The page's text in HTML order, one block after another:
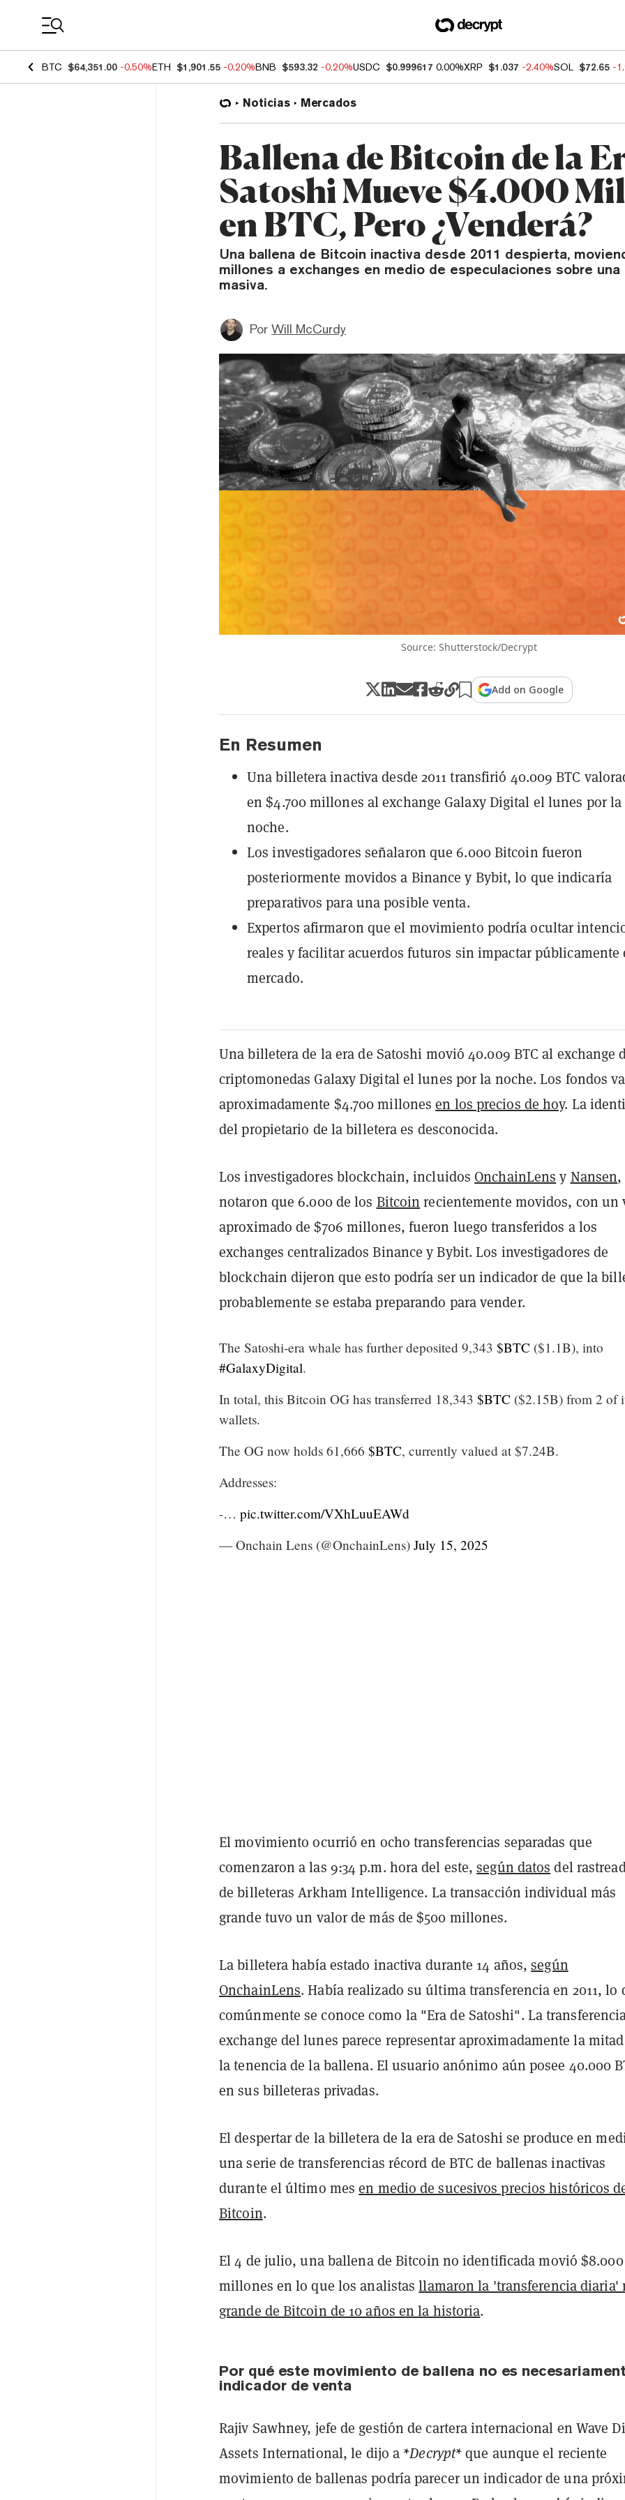
BTC $64,351.00 -0.50%ETH $1,901.55 -0.20%BNB $593.32 -0.20%USDC $0.999617 0.00%XRP $1.037 -2.40%SOL $72.65 -
Noticias Mercados
Ballena de Bitcoin de la
Satoshi Mueve $4.000
en BTC, Pero ¿Venderá?
Una ballena de Bitcoin inactiva desde 2011 despierta,
millones a exchanges en medio de especulaciones sobre
masiva.
Por Will McCurdy
Source: Shutterstock/Decrypt
Add on Google
En Resumen
Una billetera inactiva desde 2011 transfirió 40.009 BTC
en $4.700 millones al exchange Galaxy Digital el lunes por la
noche.
Los investigadores señalaron que 6.000 Bitcoin fueron
posteriormente movidos a Binance y Bybit, lo que indicaría
preparativos para una posible venta.
Expertos afirmaron que el movimiento podría ocultar
reales y facilitar acuerdos futuros sin impactar públicamente
mercado.
Una billetera de la era de Satoshi movió 40.009 BTC al exchange
criptomonedas Galaxy Digital el lunes por la noche. Los fondos
aproximadamente $4.700 millonesen los precios de hoy. La
del propietario de la billetera es desconocida.
Los investigadores blockchain, incluidos OnchainLens y Nansen,
notaron que 6.000 de los Bitcoin recientemente movidos, con un
aproximado de $706 millones, fueron luego transferidos a los
exchanges centralizados Binance y Bybit. Los investigadores de
blockchain dijeron que esto podría ser un indicador de que la
probablemente se estaba preparando para vender.
The Satoshi-era whale has further deposited 9,343 $BTC ($1.1B), into
#GalaxyDigital.
In total, this Bitcoin OG has transferred 18,343 $BTC ($2.15B) from 2 of
wallets.
The OG now holds 61,666 $BTC, currently valued at $7.24B.
Addresses:
-… pic.twitter.com/VXhLuuEAWd
— Onchain Lens (@OnchainLens) July 15, 2025
El movimiento ocurrió en ocho transferencias separadas que
comenzaron a las 9:34 p.m. hora del este,según datos del
de billeteras Arkham Intelligence. La transacción individual más
grande tuvo un valor de más de $500 millones.
La billetera había estado inactiva durante 14 años,según
OnchainLens. Había realizado su última transferencia en 2011, lo
comúnmente se conoce como la "Era de Satoshi". La
exchange del lunes parece representar aproximadamente la
la tenencia de la ballena. El usuario anónimo aún posee 40.000
en sus billeteras privadas.
El despertar de la billetera de la era de Satoshi se produce en
una serie de transferencias récord de BTC de ballenas inactivas
durante el último mesen medio de sucesivos precios históricos
Bitcoin.
El 4 de julio, una ballena de Bitcoin no identificada movió $8.000
millones en lo que los analistasllamaron la 'transferencia diaria'
grande de Bitcoin de 10 años en la historia.
Por qué este movimiento de ballena no es
indicador de venta
Rajiv Sawhney, jefe de gestión de cartera internacional en Wave
Assets International, le dijo a *Decrypt*que aunque el reciente
movimiento de ballenas podría parecer un indicador de una